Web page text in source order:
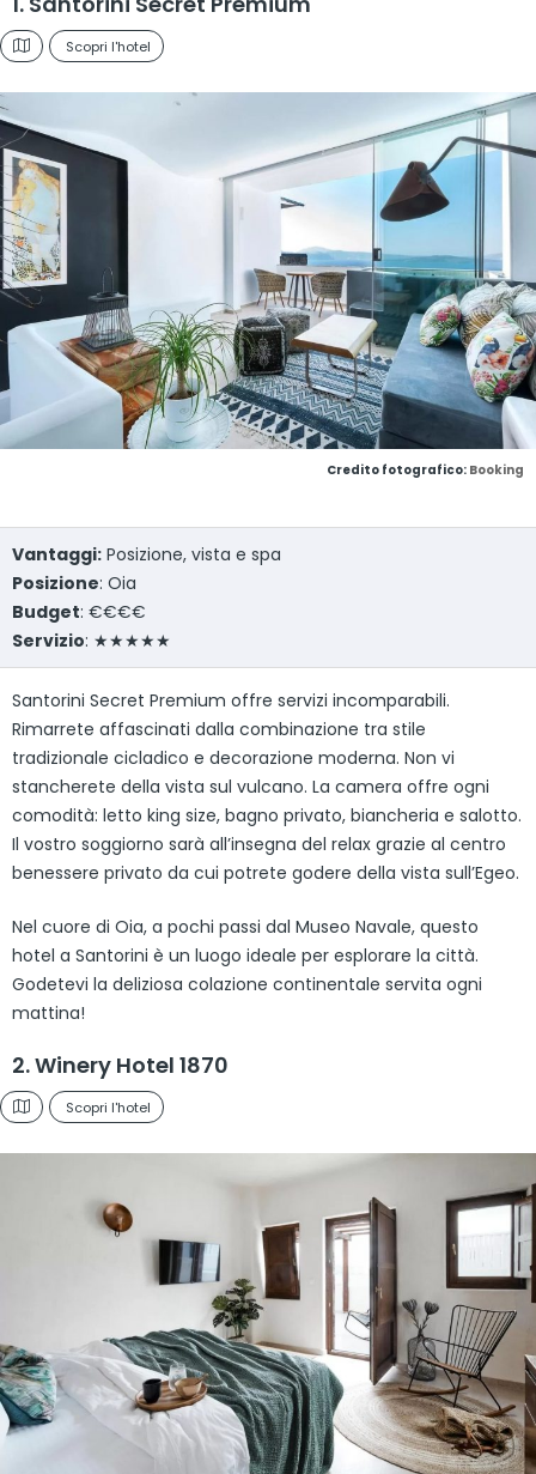
Scopri l'hotel
Credito fotografico: Booking
Vantaggi: Posizione, vista e spa
Posizione: Oia
Budget: €€€€
Servizio: ★★★★★
Santorini Secret Premium offre servizi incomparabili.
Rimarrete affascinati dalla combinazione tra stile
tradizionale cicladico e decorazione moderna. Non vi
stancherete della vista sul vulcano. La camera offre ogni
comodità: letto king size, bagno privato, biancheria e salotto.
Il vostro soggiorno sarà all’insegna del relax grazie al centro
benessere privato da cui potrete godere della vista sull’Egeo.
Nel cuore di Oia, a pochi passi dal Museo Navale, questo
hotel a Santorini è un luogo ideale per esplorare la città.
Godetevi la deliziosa colazione continentale servita ogni
mattina!
2. Winery Hotel 1870
Scopri l'hotel